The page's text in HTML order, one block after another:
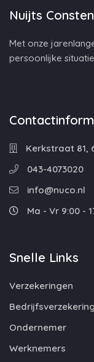
Nuijts
Met onze
persoonlijke
Kerkstraat 81,
043-4073020
info@nuco.nl
Ma - Vr 9:00 -
Snelle Links
Verzekeringen
Ondernemer
Werknemers